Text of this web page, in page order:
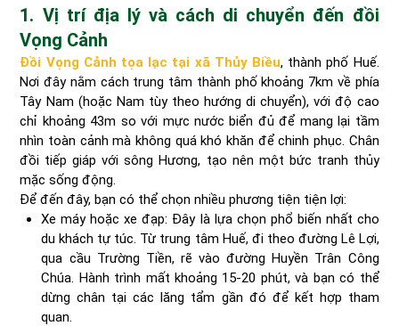
1. Vị trí địa lý và cách di chuyển đến đồi
Vọng Cảnh
Đồi Vọng Cảnh tọa lạc tại xã Thủy Biều, thành phố Huế.
Nơi đây nằm cách trung tâm thành phố khoảng 7km về phía
Tây Nam (hoặc Nam tùy theo hướng di chuyển), với độ cao
chỉ khoảng 43m so với mực nước biển đủ để mang lại tầm
nhìn toàn cảnh mà không quá khó khăn để chinh phục. Chân
đồi tiếp giáp với sông Hương, tạo nên một bức tranh thủy
mặc sống động.
Để đến đây, bạn có thể chọn nhiều phương tiện tiện lợi:
Xe máy hoặc xe đạp: Đây là lựa chọn phổ biến nhất cho
du khách tự túc. Từ trung tâm Huế, đi theo đường Lê Lợi,
qua cầu Trường Tiền, rẽ vào đường Huyền Trân Công
Chúa. Hành trình mất khoảng 15-20 phút, và bạn có thể
dừng chân tại các lăng tẩm gần đó để kết hợp tham
quan.